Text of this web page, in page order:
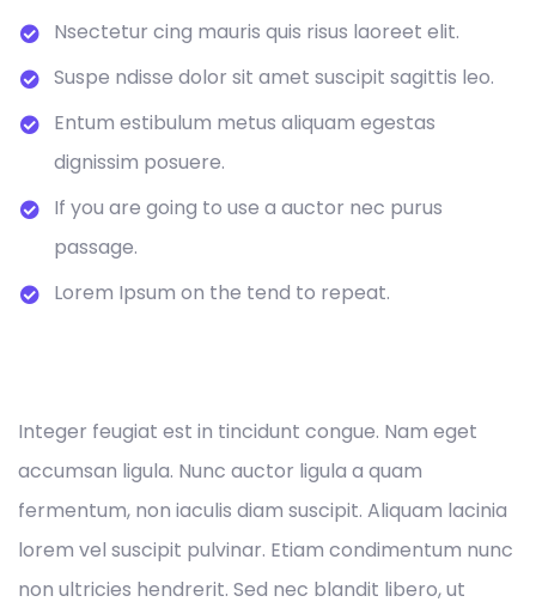
Nsectetur cing mauris quis risus laoreet elit.
Suspe ndisse dolor sit amet suscipit sagittis leo.
Entum estibulum metus aliquam egestas
dignissim posuere.
If you are going to use a auctor nec purus
passage.
Lorem Ipsum on the tend to repeat.
Integer feugiat est in tincidunt congue. Nam eget
accumsan ligula. Nunc auctor ligula a quam
fermentum, non iaculis diam suscipit. Aliquam lacinia
lorem vel suscipit pulvinar. Etiam condimentum nunc
non ultricies hendrerit. Sed nec blandit libero, ut